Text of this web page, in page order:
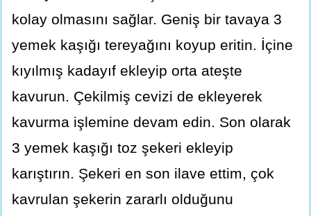
kolay olmasını sağlar. Geniş bir tavaya 3
yemek kaşığı tereyağını koyup eritin. İçine
kıyılmış kadayıf ekleyip orta ateşte
kavurun. Çekilmiş cevizi de ekleyerek
kavurma işlemine devam edin. Son olarak
3 yemek kaşığı toz şekeri ekleyip
karıştırın. Şekeri en son ilave ettim, çok
kavrulan şekerin zararlı olduğunu